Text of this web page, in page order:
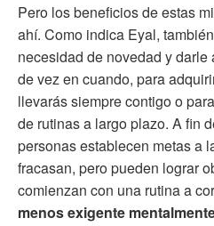
Pero los beneficios de estas
ahí. Como indica Eyal,
necesidad de novedad y
de vez en cuando, para
llevarás siempre contigo o
de rutinas a largo plazo. A fin
personas establecen metas a
fracasan, pero pueden lograr
comienzan con una rutina a
menos exigente